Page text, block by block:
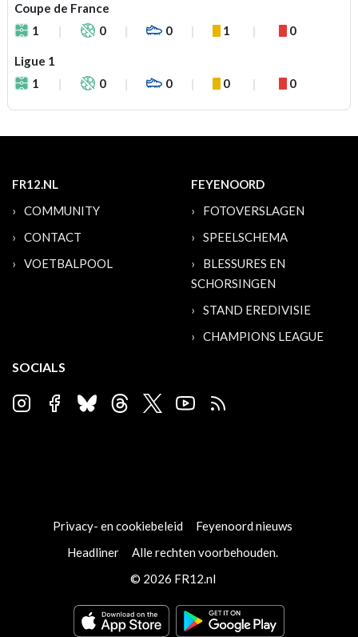
Coupe de France
1
0 0 1 0
Ligue 1
1
0 0 0 0
FR12.NL
COMMUNITY
CONTACT
VOETBALPOOL
FEYENOORD
FOTOVERSLAGEN
SPEELSCHEMA
BLESSURES EN
SCHORSINGEN
STAND EREDIVISIE
CHAMPIONS LEAGUE
SOCIALS
Privacy- en cookiebeleid
Feyenoord nieuws
Headliner
Alle rechten voorbehouden.
© 2026 FR12.nl